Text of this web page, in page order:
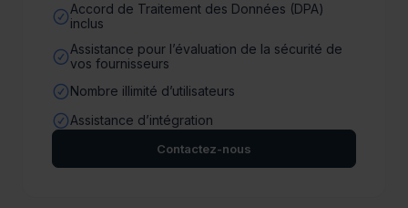
Accord de Traitement des Données (DPA)
inclus
Assistance pour l’évaluation de la sécurité de
vos fournisseurs
Nombre illimité d’utilisateurs
Assistance d’intégration
Contactez-nous